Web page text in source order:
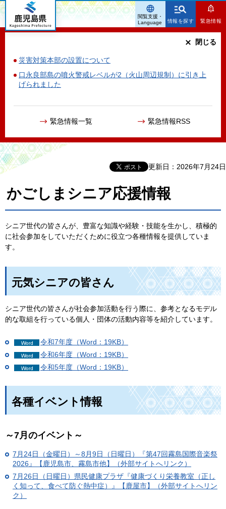
鹿児島県
情報を探す 緊急情報
災害対策本部の設置について
口永良部島の噴火警戒レベルが2（火山周辺規制）に引き上
げられました
緊急情報一覧 緊急情報RSS
閉じる
閲覧支援・
Language
更新日：2026年7月24日
かごしまシニア応援情報
シニア世代の皆さんが、豊富な知識や経験・技能を生かし、積極的
に社会参加をしていただくために役立つ各種情報を提供していま
す。
元気シニアの皆さん
シニア世代の皆さんが社会参加活動を行う際に、参考となるモデル
的な取組を行っている個人・団体の活動内容等を紹介しています。
令和7年度（Word：19KB）
令和6年度（Word：19KB）
令和5年度（Word：19KB）
各種イベント情報
～7月のイベント～
7月24日（金曜日）～8月9日（日曜日）『第47回霧島国際音楽祭
2026』【鹿児島市、霧島市他】（外部サイトへリンク）
7月26日（日曜日）県民健康プラザ『健康づくり栄養教室（正し
く知って、食べて防ぐ熱中症）』【鹿屋市】（外部サイトへリン
ク）